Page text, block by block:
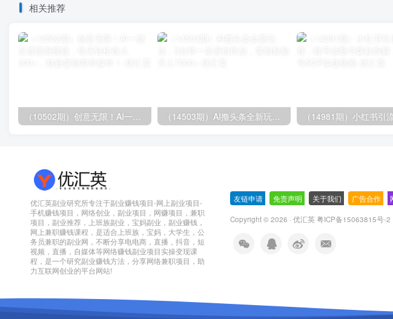
相关推荐
优汇英副业研究所专注于副业赚钱项目-网上副业项目-
手机赚钱项目，网络创业，副业项目，网赚项目，兼职
项目，副业推荐，上班族副业，宝妈副业，副业赚钱，
网上兼职赚钱课程，是适合上班族，宝妈，大学生，公
务员兼职的副业网，不断分享电电商，直播，抖音，短
视频，直播，自媒体等网络赚钱副业项目实操变现课
程，是一个研究副业赚钱方法，分享网络兼职项目，助
力互联网创业的平台网站!
友链申请 免责声明 关于我们 广告合作
Copyright © 2026 · 优汇英粤ICP备15063815号-2